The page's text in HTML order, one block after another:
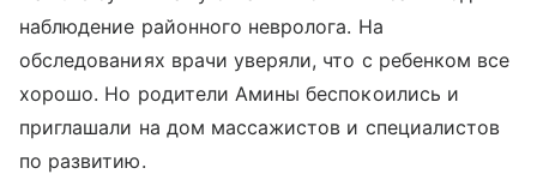
наблюдение районного невролога. На
обследованиях врачи уверяли, что с ребенком все
хорошо. Но родители Амины беспокоились и
приглашали на дом массажистов и специалистов
по развитию.